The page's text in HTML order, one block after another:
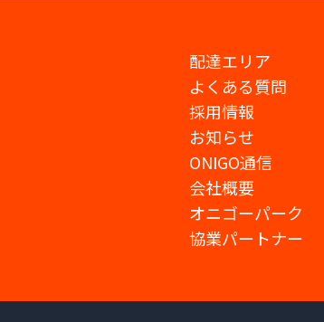
配達エリア
よくある質問
採用情報
お知らせ
ONIGO通信
会社概要
オニゴーパーク
協業パートナー